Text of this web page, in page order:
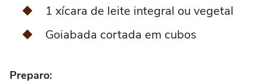
1 xícara de leite integral ou vegetal
Goiabada cortada em cubos
Preparo: